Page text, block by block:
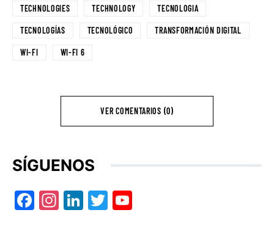
TECHNOLOGIES TECHNOLOGY TECNOLOGIA
TECNOLOGÍAS TECNOLÓGICO TRANSFORMACIÓN DIGITAL
WI-FI WI-FI 6
VER COMENTARIOS (0)
SÍGUENOS
Facebook
Instagram
LinkedIn
Twitter